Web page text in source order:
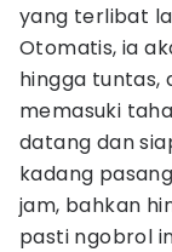
yang terlibat
Otomatis, ia
hingga tuntas,
memasuki
datang dan
kadang
jam, bahkan
pasti ngobrol